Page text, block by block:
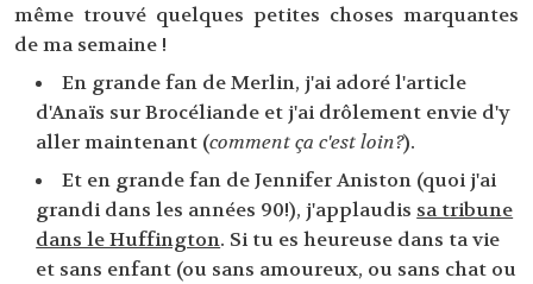
même trouvé quelques petites choses marquantes
de ma semaine !
En grande fan de Merlin, j'ai adoré l'article
d'Anaïs sur Brocéliande et j'ai drôlement envie d'y
aller maintenant (comment ça c'est loin?).
Et en grande fan de Jennifer Aniston (quoi j'ai
grandi dans les années 90!), j'applaudis sa tribune
dans le Huffington. Si tu es heureuse dans ta vie
et sans enfant (ou sans amoureux, ou sans chat ou